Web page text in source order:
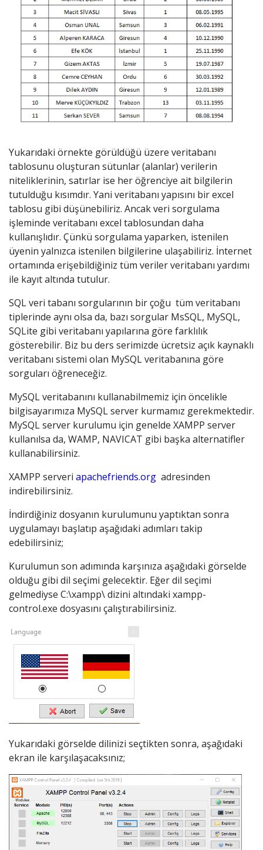
Yukarıdaki örnekte görüldüğü üzere veritabanı
tablosunu oluşturan sütunlar (alanlar) verilerin
niteliklerinin, satırlar ise her öğrenciye ait bilgilerin
tutulduğu kısımdır. Yani veritabanı yapısını bir excel
tablosu gibi düşünebiliriz. Ancak veri sorgulama
işleminde veritabanı excel tablosundan daha
kullanışlıdır. Çünkü sorgulama yaparken, istenilen
üyenin yalnızca istenilen bilgilerine ulaşabiliriz. İnternet
ortamında erişebildiğiniz tüm veriler veritabanı yardımı
ile kayıt altında tutulur.
SQL veri tabanı sorgularının bir çoğu tüm veritabanı
tiplerinde aynı olsa da, bazı sorgular MsSQL, MySQL,
SQLite gibi veritabanı yapılarına göre farklılık
gösterebilir. Biz bu ders serimizde ücretsiz açık kaynaklı
veritabanı sistemi olan MySQL veritabanına göre
sorguları öğreneceğiz.
MySQL veritabanını kullanabilmemiz için öncelikle
bilgisayarımıza MySQL server kurmamız gerekmektedir.
MySQL server kurulumu için genelde XAMPP server
kullanılsa da, WAMP, NAVICAT gibi başka alternatifler
kullanabilirsiniz.
XAMPP serveri apachefriends.org adresinden
indirebilirsiniz.
İndirdiğiniz dosyanın kurulumunu yaptıktan sonra
uygulamayı başlatıp aşağıdaki adımları takip
edebilirsiniz;
Kurulumun son adımında karşınıza aşağıdaki görselde
olduğu gibi dil seçimi gelecektir. Eğer dil seçimi
gelmediyse C:\xampp\ dizini altındaki xampp-
control.exe dosyasını çalıştırabilirsiniz.
Yukarıdaki görselde dilinizi seçtikten sonra, aşağıdaki
ekran ile karşılaşacaksınız;